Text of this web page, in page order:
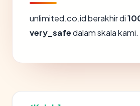
unlimited.co.id berakhir di
very_safedalam skala kami.